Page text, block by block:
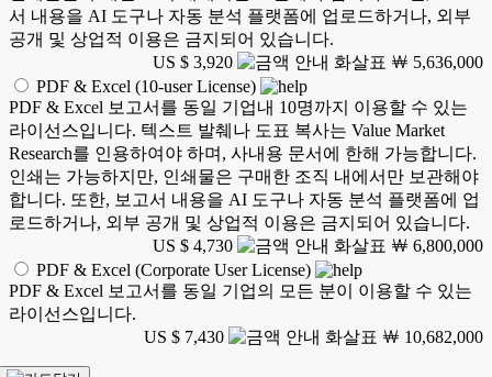
서 내용을 AI 도구나 자동 분석 플랫폼에 업로드하거나, 외부
공개 및 상업적 이용은 금지되어 있습니다.
US $ 3,920
￦ 5,636,000
PDF & Excel (10-user License)
PDF & Excel 보고서를 동일 기업내 10명까지 이용할 수 있는
라이선스입니다. 텍스트 발췌나 도표 복사는 Value Market
Research를 인용하여야 하며, 사내용 문서에 한해 가능합니다.
인쇄는 가능하지만, 인쇄물은 구매한 조직 내에서만 보관해야
합니다. 또한, 보고서 내용을 AI 도구나 자동 분석 플랫폼에 업
로드하거나, 외부 공개 및 상업적 이용은 금지되어 있습니다.
US $ 4,730
￦ 6,800,000
PDF & Excel (Corporate User License)
PDF & Excel 보고서를 동일 기업의 모든 분이 이용할 수 있는
라이선스입니다.
US $ 7,430
￦ 10,682,000